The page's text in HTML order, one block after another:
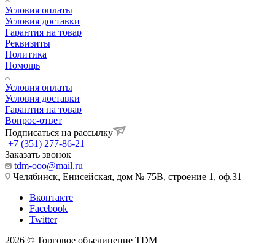
Условия оплаты
Условия доставки
Гарантия на товар
Реквизиты
Политика
Помощь
Условия оплаты
Условия доставки
Гарантия на товар
Вопрос-ответ
Подписаться на рассылку
+7 (351) 277-86-21
Заказать звонок
tdm-ooo@mail.ru
Челябинск, Енисейская, дом № 75В, строение 1, оф.31
Вконтакте
Facebook
Twitter
2026 © Торговое объединение TDM